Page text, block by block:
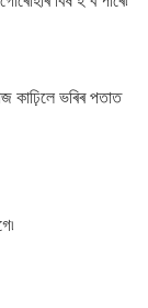
কাঢ়িলে ভৰিৰ পতাত